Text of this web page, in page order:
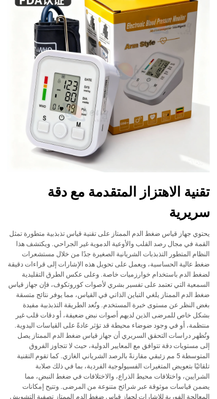
تقنية الاهتزاز المتقدمة مع دقة
سريرية
يحتوي جهاز قياس ضغط الدم الممتاز على تقنية قياس تذبذبية متطورة تمثل
القمة في مجال رصد القلب والأوعية الدموية غير الجراحي. ويكتشف هذا
النظام المتطور التذبذبات الشريانية الصغيرة جدًا من خلال مستشعرات
ضغط عالية الحساسية، ويعمل على تحويل هذه الإشارات إلى قراءات دقيقة
لضغط الدم باستخدام خوارزميات خاصة. وعلى عكس الطرق التقليدية
السمعية التي تعتمد على تفسير بشري لأصوات كوروتكوف، فإن جهاز قياس
ضغط الدم الممتاز يلغي التباين الذاتي في القياس، مما يوفر نتائج متسقة
بغض النظر عن مستوى خبرة المستخدم. وتُعد الطريقة التذبذبية مفيدة
بشكل خاص للمرضى الذين لديهم أصوات نبض ضعيفة، أو دقات قلب غير
منتظمة، أو في وجود ضوضاء محيطة قد تؤثر عادةً على القياسات اليدوية.
وتُظهر دراسات التحقق السريري أن جهاز قياس ضغط الدم الممتاز يصل
إلى مستويات دقة تتوافق مع المعايير الدولية، حيث لا تتجاوز الفروق
المتوسطة 5 مم زئبقي مقارنةً بالرصد الشرياني الغازي. كما تقوم التقنية
تلقائيًا بتعويض المتغيرات الفسيولوجية الفردية، بما في ذلك صلابة
الشرايين، واختلافات محيط الذراع، والاختلافات في ضغط النبض، مما
يضمن قياسات موثوقة عبر شرائح متنوعة من المرضى. وتتيح إمكانات
المعالجة الفورية للإشارات لجهاز قياس ضغط الدم الممتاز تصفية التشويش